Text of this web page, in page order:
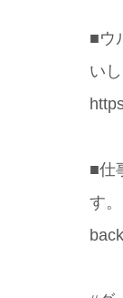
■ウ
い
■仕
す。